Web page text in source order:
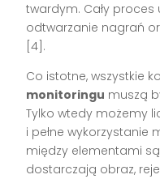
twardym. Cały proces
odtwarzanie nagrań
[4].
Co istotne, wszystkie
monitoringu muszą
Tylko wtedy możemy
i pełne wykorzystanie
między elementami
dostarczają obraz,